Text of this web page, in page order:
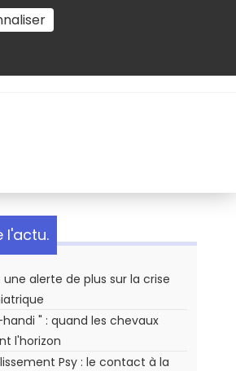
l'actu.
: une alerte de plus sur la crise
handi " : quand les chevaux
l'horizon
Psy : le contact à la